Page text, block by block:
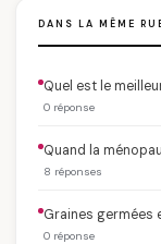
DANS LA MÊME
Quel est le
0 réponse
Quand la
8 réponses
Graines germées
0 réponse